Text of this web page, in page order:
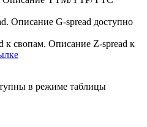
Описание G-spread доступно
к свопам. Описание Z-spread к
в режиме таблицы